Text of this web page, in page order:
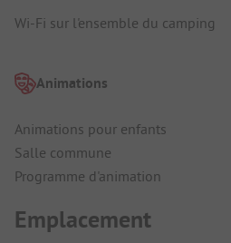
Wi-Fi sur l'ensemble du camping
Animations
Animations pour enfants
Salle commune
Programme d'animation
Emplacement